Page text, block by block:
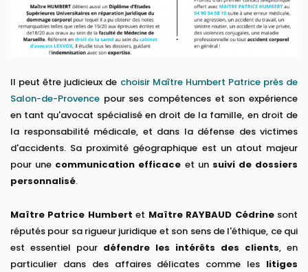
Il peut être judicieux de choisir Maître Humbert Patrice près de
Salon-de-Provence pour ses compétences et son expérience
en tant qu'avocat spécialisé en droit de la famille, en droit de
la responsabilité médicale, et dans la défense des victimes
d'accidents. Sa proximité géographique est un atout majeur
pour une communication efficace et un suivi de dossiers
personnalisé.
Maître Patrice Humbert et Maître RAYBAUD Cédrinesont
réputés pour sa rigueur juridique et son sens de l'éthique, ce qui
est essentiel pour défendre les intérêts des clients, en
particulier dans des affaires délicates comme les litiges